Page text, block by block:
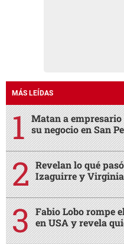
MÁS LEÍDAS
Matan a
su negocio en San
Revelan lo qué
Izaguirre y Virginia
Fabio Lobo rompe
en USA y revela